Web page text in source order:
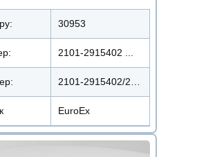
30953
2101-2915402 ...
2101-2915402/22101-1011
EuroEx